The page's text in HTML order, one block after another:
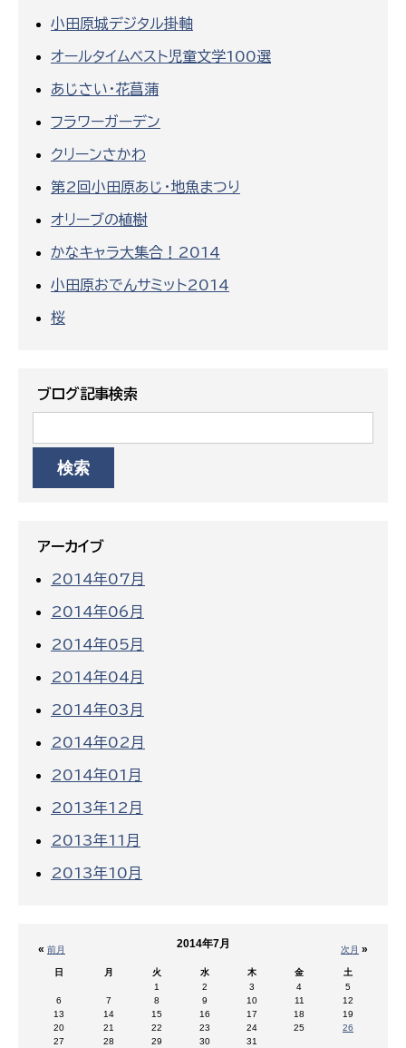
小田原城デジタル掛軸
オールタイムベスト児童文学100選
あじさい・花菖蒲
フラワーガーデン
クリーンさかわ
第2回小田原あじ・地魚まつり
オリーブの植樹
かなキャラ大集合！2014
小田原おでんサミット2014
桜
ブログ記事検索
アーカイブ
2014年07月
2014年06月
2014年05月
2014年04月
2014年03月
2014年02月
2014年01月
2013年12月
2013年11月
2013年10月
« 前月 次月 »
2014年7月
日 月 火 水 木 金
土
1
2 3 4
5
6
7 8 9 10 11
12
13
14 15 16 17 18
19
20
21 22 23 24 25
26
27
28 29 30 31